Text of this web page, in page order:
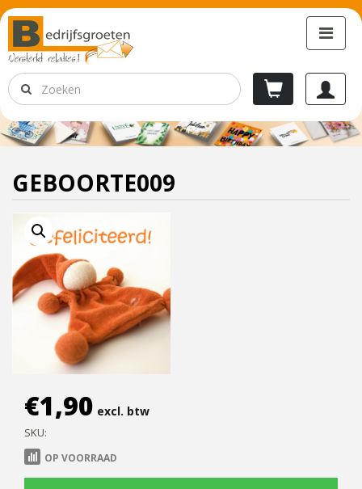
GEBOORTE009
€1,90 excl. btw
SKU:
OP VOORRAAD